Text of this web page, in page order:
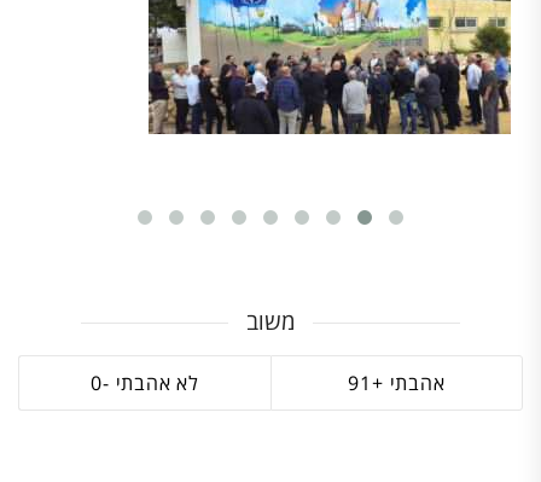
משוב
91
0